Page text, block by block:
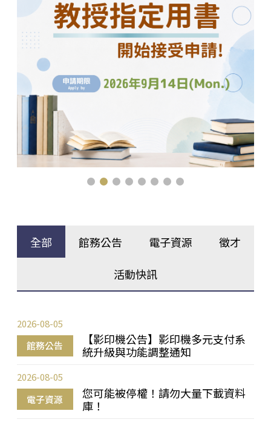
全部 館務公告 電子資源 徵才
活動快訊
館務公告
【影印機公告】影印機多元支付系
統升級與功能調整通知
2026-08-05
電子資源
您可能被停權！請勿大量下載資料
庫！
2026-08-05